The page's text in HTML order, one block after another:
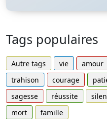
Tags populaires
Autre tags vie amour
trahison
courage
sagesse
réussite
mort
famille